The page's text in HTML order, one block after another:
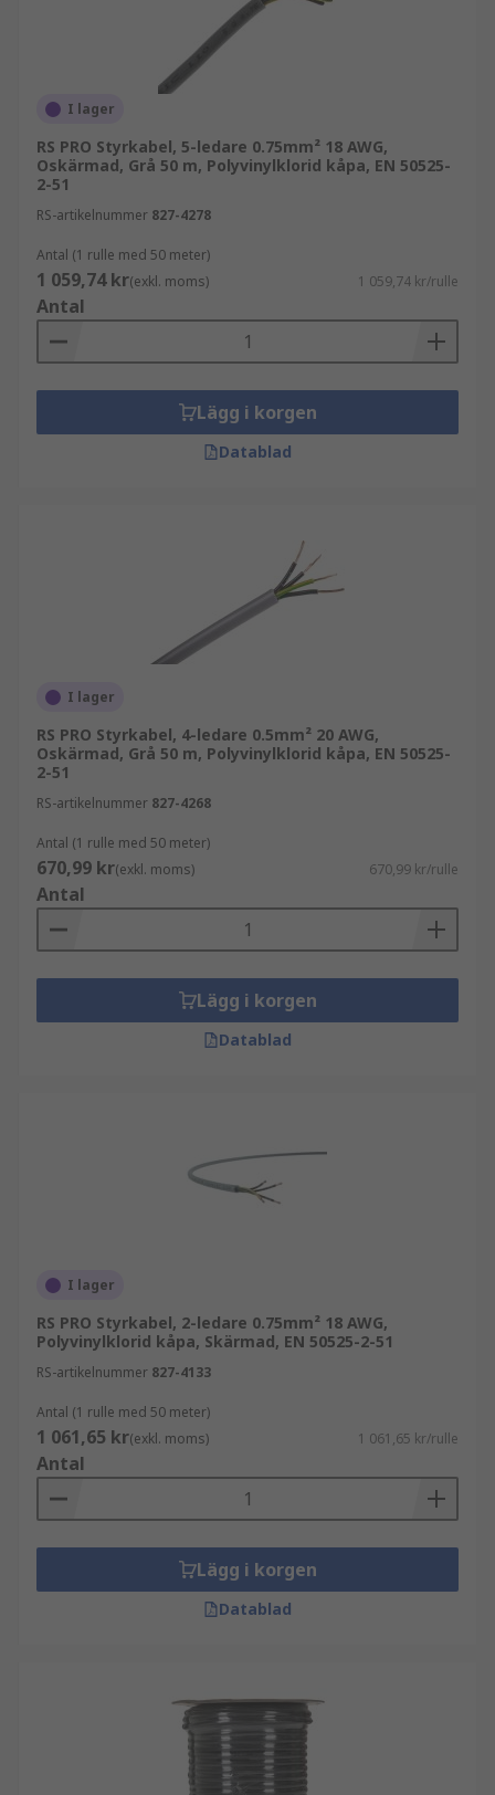
I lager
RS PRO Styrkabel, 5-ledare 0.75mm² 18 AWG,
Oskärmad, Grå 50 m, Polyvinylklorid kåpa, EN 50525-
2-51
RS-artikelnummer 827-4278
Antal (1 rulle med 50 meter)
1 059,74 kr(exkl. moms) 1 059,74 kr/rulle
Antal
Lägg i korgen
Datablad
I lager
RS PRO Styrkabel, 4-ledare 0.5mm² 20 AWG,
Oskärmad, Grå 50 m, Polyvinylklorid kåpa, EN 50525-
2-51
RS-artikelnummer 827-4268
Antal (1 rulle med 50 meter)
670,99 kr(exkl. moms) 670,99 kr/rulle
Antal
Lägg i korgen
Datablad
I lager
RS PRO Styrkabel, 2-ledare 0.75mm² 18 AWG,
Polyvinylklorid kåpa, Skärmad, EN 50525-2-51
RS-artikelnummer 827-4133
Antal (1 rulle med 50 meter)
1 061,65 kr(exkl. moms) 1 061,65 kr/rulle
Antal
Lägg i korgen
Datablad